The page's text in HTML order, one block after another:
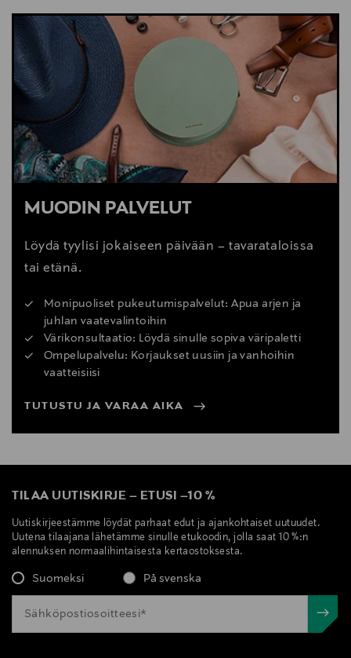
LUE VINKIT
MUODIN PALVELUT
Löydä tyylisi jokaiseen päivään – tavarataloissa
tai etänä.
Monipuoliset pukeutumispalvelut: Apua arjen ja
juhlan vaatevalintoihin
Värikonsultaatio: Löydä sinulle sopiva väripaletti
Ompelupalvelu: Korjaukset uusiin ja vanhoihin
vaatteisiisi
TUTUSTU JA VARAA AIKA
TILAA UUTISKIRJE – ETUSI –10 %
Uutiskirjeestämme löydät parhaat edut ja ajankohtaiset uutuudet.
Uutena tilaajana lähetämme sinulle etukoodin, jolla saat 10 %:n
alennuksen normaalihintaisesta kertaostoksesta.
Suomeksi På svenska